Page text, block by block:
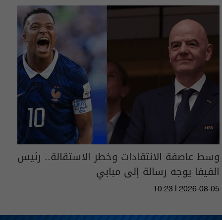
وسط عاصفة الانتقادات وخطر الاستقالة.. رئيس
الفيفا يوجه رسالة إلى مبابي
10:23 | 2026-08-05